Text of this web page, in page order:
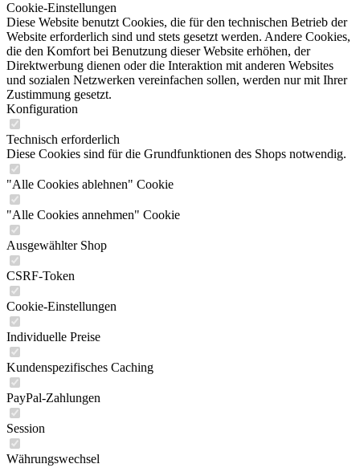
Cookie-Einstellungen
Diese Website benutzt Cookies, die für den technischen Betrieb der
Website erforderlich sind und stets gesetzt werden. Andere Cookies,
die den Komfort bei Benutzung dieser Website erhöhen, der
Direktwerbung dienen oder die Interaktion mit anderen Websites
und sozialen Netzwerken vereinfachen sollen, werden nur mit Ihrer
Zustimmung gesetzt.
Konfiguration
Technisch erforderlich
Diese Cookies sind für die Grundfunktionen des Shops notwendig.
"Alle Cookies ablehnen" Cookie
"Alle Cookies annehmen" Cookie
Ausgewählter Shop
CSRF-Token
Cookie-Einstellungen
Individuelle Preise
Kundenspezifisches Caching
PayPal-Zahlungen
Session
Währungswechsel